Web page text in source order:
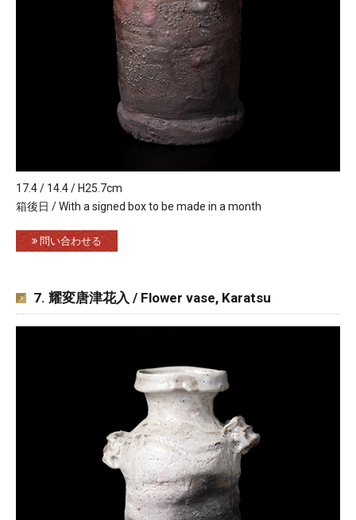
17.4 / 14.4 / H25.7cm
箱後日 / With a signed box to be made in a month
問い合わせる
7. 耀変唐津花入 / Flower vase, Karatsu